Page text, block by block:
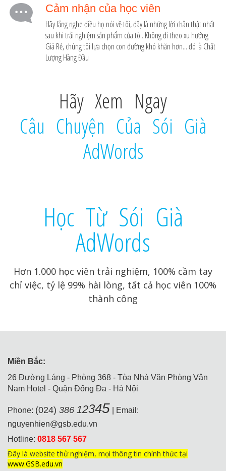
Cảm nhận của học viên
Hãy lắng nghe điều họ nói về tôi, đây là những lời chân thật nhất
sau khi trải nghiệm sản phẩm của tôi. Không đi theo xu hướng
Giá Rẻ, chúng tôi lựa chọn con đường khó khăn hơn... đó là Chất
Lượng Hàng Đầu
Hãy Xem Ngay
Câu Chuyện Của Sói Già
AdWords
Học Từ Sói Già
AdWords
Hơn 1.000 học viên trải nghiệm, 100% cầm tay
chỉ việc, tỷ lệ 99% hài lòng, tất cả học viên 100%
thành công
Miền Bắc:
26 Đường Láng - Phòng 368 - Tòa Nhà Văn Phòng Vân
Nam Hotel - Quận Đống Đa - Hà Nội
Phone: (024) 386 12345 | Email:
nguyenhien@gsb.edu.vn
Hotline: 0818 567 567
Đây là website thử nghiệm, mọi thông tin chính thức tại
www.GSB.edu.vn